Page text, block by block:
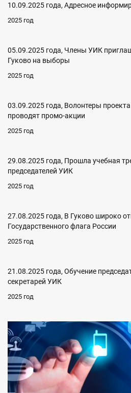
10.09.2025 года, Адресное
2025 год
05.09.2025 года, Члены УИК
Гуково на выборы
2025 год
03.09.2025 года, Волонтеры
проводят промо-акции
2025 год
29.08.2025 года, Прошла учебная
председателей УИК
2025 год
27.08.2025 года, В Гуково широко
Государственного флага России
2025 год
21.08.2025 года, Обучение
секретарей УИК
2025 год